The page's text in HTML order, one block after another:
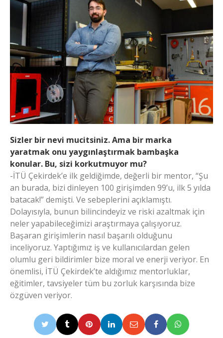
Sizler bir nevi mucitsiniz. Ama bir marka
yaratmak onu yaygınlaştırmak bambaşka
konular. Bu, sizi korkutmuyor mu?
-İTÜ Çekirdek’e ilk geldiğimde, değerli bir mentor, “Şu
an burada, bizi dinleyen 100 girişimden 99’u, ilk 5 yılda
batacak!” demişti. Ve sebeplerini açıklamıştı.
Dolayısıyla, bunun bilincindeyiz ve riski azaltmak için
neler yapabileceğimizi araştırmaya çalışıyoruz.
Başaran girişimlerin nasıl başarılı olduğunu
inceliyoruz. Yaptığımız iş ve kullanıcılardan gelen
olumlu geri bildirimler bize moral ve enerji veriyor. En
önemlisi, İTÜ Çekirdek’te aldığımız mentorluklar,
eğitimler, tavsiyeler tüm bu zorluk karşısında bize
özgüven veriyor.